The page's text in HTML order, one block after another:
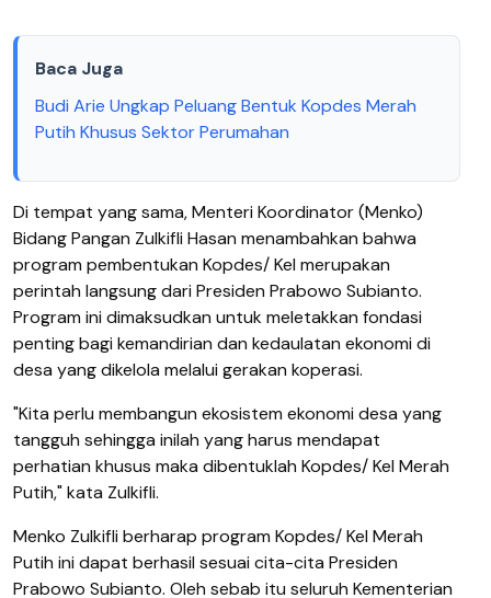
Baca Juga
Budi Arie Ungkap Peluang Bentuk Kopdes Merah
Putih Khusus Sektor Perumahan
Di tempat yang sama, Menteri Koordinator (Menko)
Bidang Pangan Zulkifli Hasan menambahkan bahwa
program pembentukan Kopdes/ Kel merupakan
perintah langsung dari Presiden Prabowo Subianto.
Program ini dimaksudkan untuk meletakkan fondasi
penting bagi kemandirian dan kedaulatan ekonomi di
desa yang dikelola melalui gerakan koperasi.
"Kita perlu membangun ekosistem ekonomi desa yang
tangguh sehingga inilah yang harus mendapat
perhatian khusus maka dibentuklah Kopdes/ Kel Merah
Putih," kata Zulkifli.
Menko Zulkifli berharap program Kopdes/ Kel Merah
Putih ini dapat berhasil sesuai cita-cita Presiden
Prabowo Subianto. Oleh sebab itu seluruh Kementerian